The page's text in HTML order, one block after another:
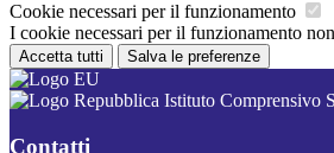
Cookie necessari per il funzionamento
I cookie necessari per il funzionamento
Accetta tutti Salva le preferenze
Istituto Comprensivo
Contatti